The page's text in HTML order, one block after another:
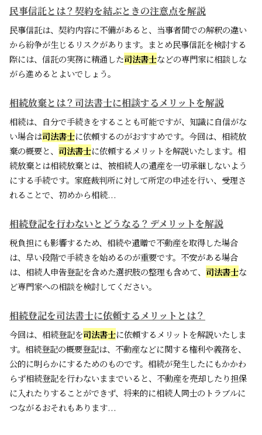
民事信託とは？契約を結ぶときの注意点を解説
民事信託は、契約内容に不備があると、当事者間での解釈の違い
から紛争が生じるリスクがあります。まとめ民事信託を検討する
際には、信託の実務に精通した司法書士などの専門家に相談しな
がら進めるとよいでしょう。
相続放棄とは？司法書士に相談するメリットを解説
相続は、自分で手続きをすることも可能ですが、知識に自信がな
い場合は司法書士に依頼するのがおすすめです。今回は、相続放
棄の概要と、 司法書士に依頼するメリットを解説いたします。相
続放棄とは相続放棄とは、被相続人の遺産を一切承継しないよう
にする手続です。家庭裁判所に対して所定の申述を行い、受理さ
れることで、初めから相続...
相続登記を行わないとどうなる？デメリットを解説
税負担にも影響するため、相続や遺贈で不動産を取得した場合
は、早い段階で手続きを始めるのが重要です。不安がある場合
は、相続人申告登記を含めた選択肢の整理も含めて、 司法書士な
ど専門家への相談を検討してください。
相続登記を司法書士に依頼するメリットとは？
今回は、相続登記を司法書士に依頼するメリットを解説いたしま
す。相続登記の概要登記は、不動産などに関する権利や義務を、
公的に明らかにするためのものです。相続が発生したにもかかわ
らず相続登記を行わないままでいると、不動産を売却したり担保
に入れたりすることができず、将来的に相続人同士のトラブルに
つながるおそれもあります...